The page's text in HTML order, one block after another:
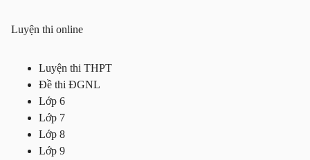
Luyện thi online
Luyện thi THPT
Đề thi ĐGNL
Lớp 6
Lớp 7
Lớp 8
Lớp 9